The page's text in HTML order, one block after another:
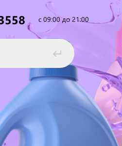
с 09:00 до 21:00